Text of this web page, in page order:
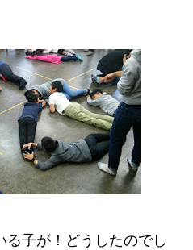
る子が！どうしたのでし